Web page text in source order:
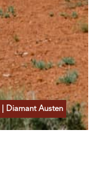
| Diamant Austen